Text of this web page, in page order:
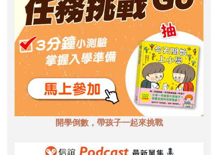
開學倒數，帶孩子一起來挑戰